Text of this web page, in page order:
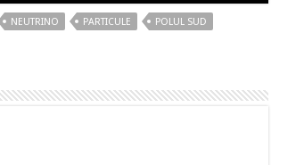
NEUTRINO PARTICULE
POLUL SUD